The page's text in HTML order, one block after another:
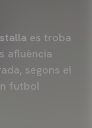
es troba
afluència
segons el
futbol